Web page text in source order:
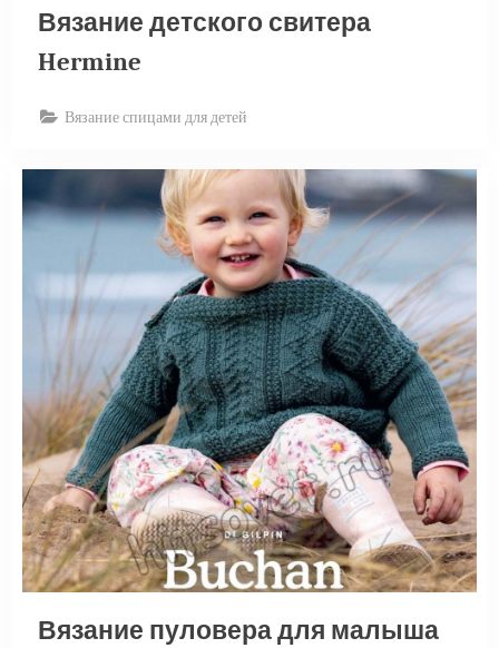
Вязание детского свитера
Hermine
Вязание спицами для детей
Вязание пуловера для малыша